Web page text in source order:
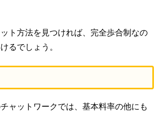
ト方法を見つければ、完全歩合制なの
るでしょう。
ャットワークでは、基本料率の他にも